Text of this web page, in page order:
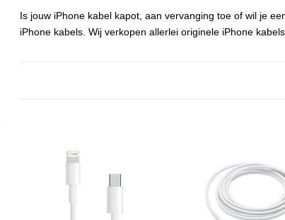
Is jouw iPhone kabel kapot, aan vervanging toe of wil je
iPhone kabels. Wij verkopen allerlei originele iPhone